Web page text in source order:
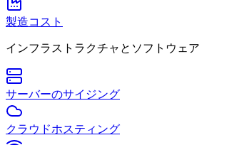
製造コスト
インフラストラクチャとソフトウェア
サーバーのサイジング
クラウドホスティング